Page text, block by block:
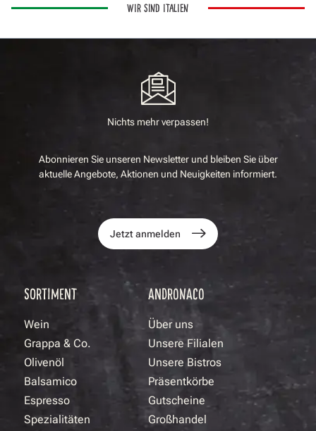
WIR SIND ITALIEN
Nichts mehr verpassen!
Abonnieren Sie unseren Newsletter und bleiben Sie über
aktuelle Angebote, Aktionen und Neuigkeiten informiert.
Jetzt anmelden
SORTIMENT
Wein
Grappa & Co.
Olivenöl
Balsamico
Espresso
Spezialitäten
ANDRONACO
Über uns
Unsere Filialen
Unsere Bistros
Präsentkörbe
Gutscheine
Großhandel